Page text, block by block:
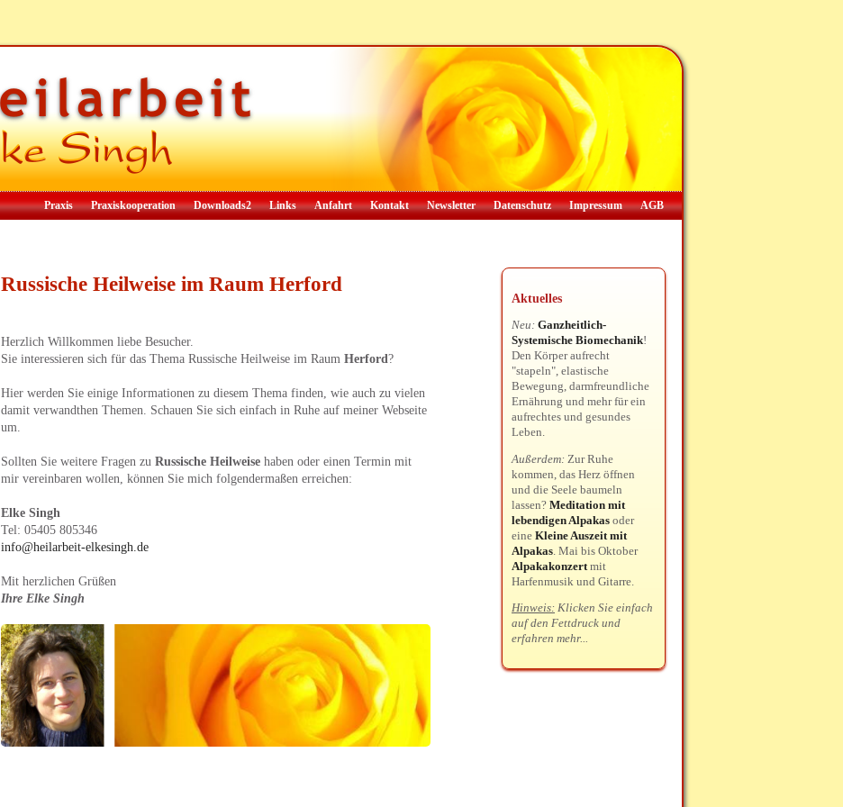
Praxis Praxiskooperation Downloads2 Links Anfahrt Kontakt Newsletter Datenschutz Impressum AGB
Russische Heilweise im Raum Herford
Herzlich Willkommen liebe Besucher.
Sie interessieren sich für das Thema Russische Heilweise im Raum Herford?
Hier werden Sie einige Informationen zu diesem Thema finden, wie auch zu vielen
damit verwandthen Themen. Schauen Sie sich einfach in Ruhe auf meiner Webseite
um.
Sollten Sie weitere Fragen zu Russische Heilweise haben oder einen Termin mit
mir vereinbaren wollen, können Sie mich folgendermaßen erreichen:
Elke Singh
Tel: 05405 805346
info@heilarbeit-elkesingh.de
Mit herzlichen Grüßen
Ihre Elke Singh
Aktuelles
Neu: Ganzheitlich-
Systemische Biomechanik!
Den Körper aufrecht
"stapeln", elastische
Bewegung, darmfreundliche
Ernährung und mehr für ein
aufrechtes und gesundes
Leben.
Außerdem: Zur Ruhe
kommen, das Herz öffnen
und die Seele baumeln
lassen? Meditation mit
lebendigen Alpakas oder
eine Kleine Auszeit mit
Alpakas . Mai bis Oktober
Alpakakonzert mit
Harfenmusik und Gitarre.
Hinweis: Klicken Sie einfach
auf den Fettdruck und
erfahren mehr...